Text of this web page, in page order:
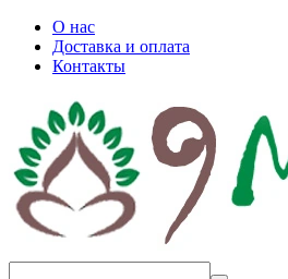
О нас
Доставка и оплата
Контакты